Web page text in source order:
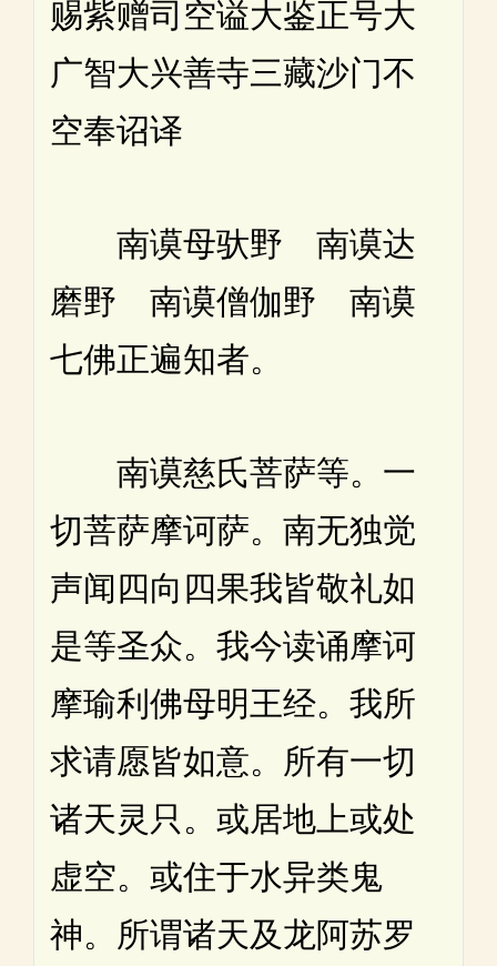
赐紫赠司空谥大鉴正号大
广智大兴善寺三藏沙门不
空奉诏译
南谟母驮野 南谟达
磨野 南谟僧伽野 南谟
七佛正遍知者。
南谟慈氏菩萨等。一
切菩萨摩诃萨。南无独觉
声闻四向四果我皆敬礼如
是等圣众。我今读诵摩诃
摩瑜利佛母明王经。我所
求请愿皆如意。所有一切
诸天灵只。或居地上或处
虚空。或住于水异类鬼
神。所谓诸天及龙阿苏罗